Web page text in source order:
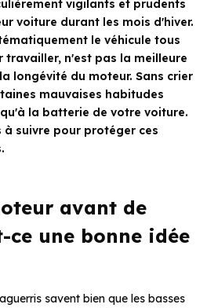
vigilants et prudents
voiture durant les mois d'hiver.
le véhicule tous
travailler, n'est pas la meilleure
longévité du moteur. Sans crier
mauvaises habitudes
la batterie de votre voiture.
à suivre pour protéger ces
avant de
ce une bonne idée
savent bien que les basses